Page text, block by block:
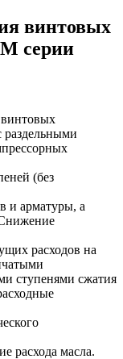
винтовых
серии
раздельными
(без
и арматуры, а
расходов на
ступенями сжатия
расхода масла.